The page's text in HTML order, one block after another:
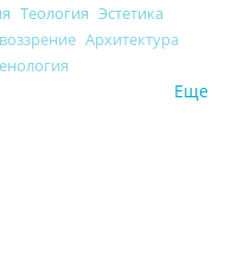
Теология Эстетика
Архитектура
Еще